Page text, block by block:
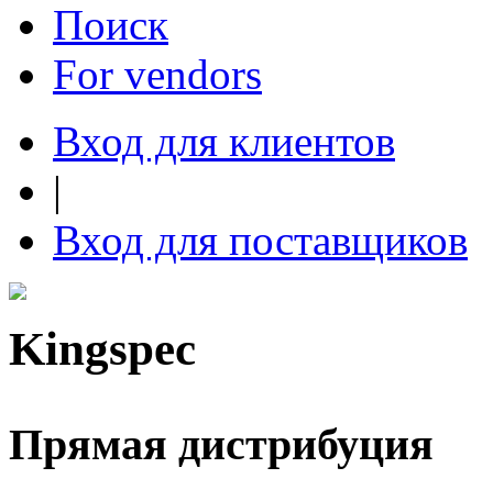
Поиск
For vendors
Вход для клиентов
|
Вход для поставщиков
Kingspec
Прямая дистрибуция